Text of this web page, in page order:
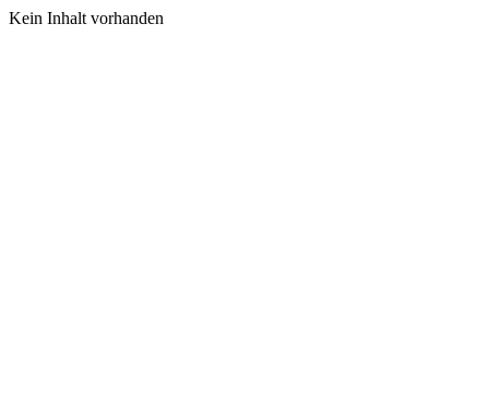
Kein Inhalt vorhanden